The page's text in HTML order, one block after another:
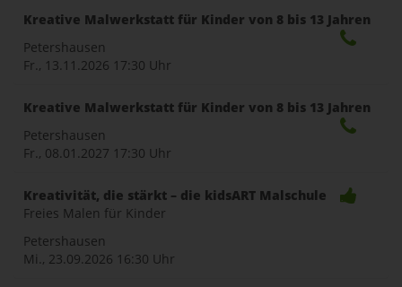
Kreative Malwerkstatt für Kinder von 8 bis 13 Jahren
Petershausen
Fr., 13.11.2026 17:30 Uhr
Kreative Malwerkstatt für Kinder von 8 bis 13 Jahren
Petershausen
Fr., 08.01.2027 17:30 Uhr
Kreativität, die stärkt – die kidsART Malschule
Freies Malen für Kinder
Petershausen
Mi., 23.09.2026 16:30 Uhr